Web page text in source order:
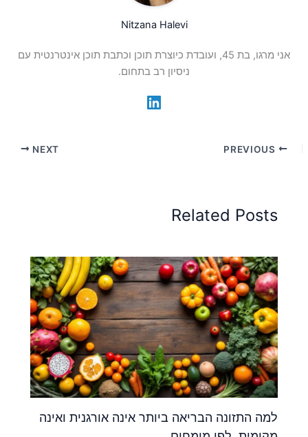
Nitzana Halevi
אני מרגו, בת 45, ועובדת כיוצרת תוכן וכתבת תוכן אינטרנטית עם
ניסיון רב בתחום.
NEXT
Related Posts
למה התזונה הבריאה ביותר אינה אורגנית ואינה